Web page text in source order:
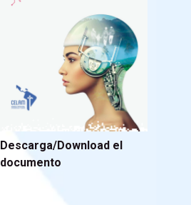
Descarga/Download el
documento